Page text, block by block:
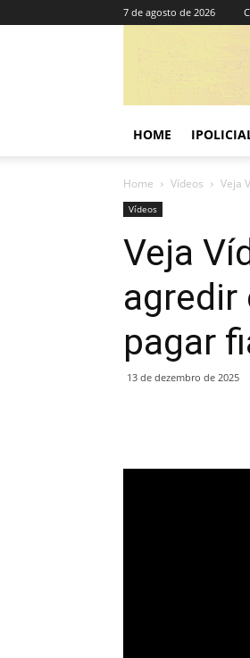
7 de agosto de 2026
HOME
Home Vídeos Veja
Vídeos
Veja
agredir
pagar
13 de dezembro de 2025